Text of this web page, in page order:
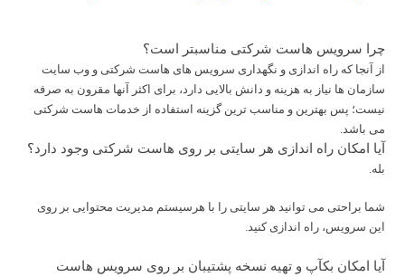
چرا سرویس هاست شرکتی مناسبتر است؟
از آنجا که راه اندازی و نگهداری سرویس های هاست شرکتی و وب سایت
سازمان ها نیاز به هزینه و دانش بالایی دارد، برای اکثر آنها مقرون به صرفه
نیست؛ پس بهترین و مناسب ترین گزینه استفاده از خدمات هاست شرکتی
می باشد.
آیا امکان راه اندازی هر سایتی بر روی هاست شرکتی وجود دارد؟
بله.
شما براحتی می توانید هر سایتی را با هرسیستم مدیریت محتوایی بر روی
این سرویس، راه اندازی کنید.
آیا امکان بکآپ و تهیه نسخه پشتیبان بر روی سرویس هاست